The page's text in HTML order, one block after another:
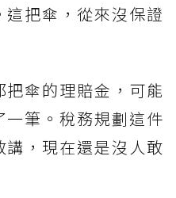
把傘，從來沒保證
傘的理賠金，可能
筆。稅務規劃這件
，現在還是沒人敢